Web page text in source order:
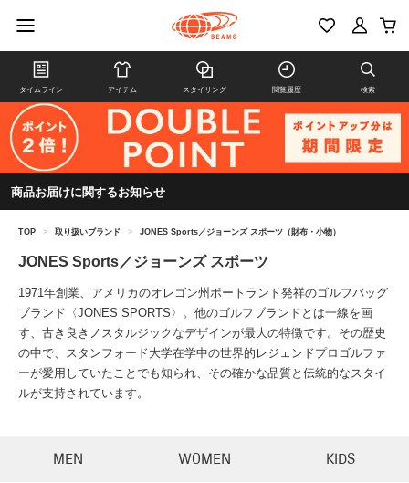
タイムライン アイテム スタイリング 閲覧履歴 検索
商品お届けに関するお知らせ
TOP > 取り扱いブランド > JONES Sports／ジョーンズ スポーツ（財布・小物）
JONES Sports／ジョーンズ スポーツ
1971年創業、アメリカのオレゴン州ポートランド発祥のゴルフバッグ
ブランド〈JONES SPORTS〉。他のゴルフブランドとは一線を画
す、古き良きノスタルジックなデザインが最大の特徴です。その歴史
の中で、スタンフォード大学在学中の世界的レジェンドプロゴルファ
ーが愛用していたことでも知られ、その確かな品質と伝統的なスタイ
ルが支持されています。
MEN WOMEN KIDS